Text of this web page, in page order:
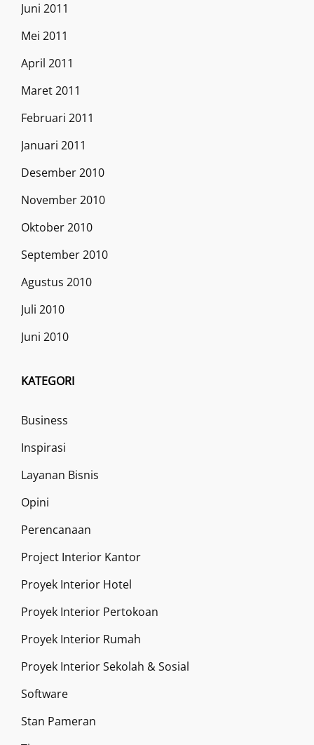
Juni 2011
Mei 2011
April 2011
Maret 2011
Februari 2011
Januari 2011
Desember 2010
November 2010
Oktober 2010
September 2010
Agustus 2010
Juli 2010
Juni 2010
KATEGORI
Business
Inspirasi
Layanan Bisnis
Opini
Perencanaan
Project Interior Kantor
Proyek Interior Hotel
Proyek Interior Pertokoan
Proyek Interior Rumah
Proyek Interior Sekolah & Sosial
Software
Stan Pameran